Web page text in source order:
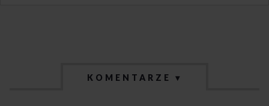
KOMENTARZE ▾